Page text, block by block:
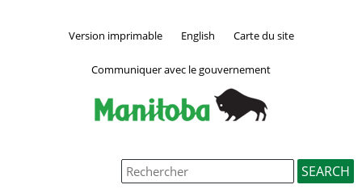
Version imprimable English Carte du site
Communiquer avec le gouvernement